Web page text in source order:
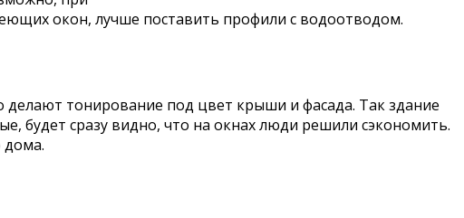
окон, лучше поставить профили с водоотводом.
тонирование под цвет крыши и фасада. Так здание
будет сразу видно, что на окнах люди решили сэкономить.
дома.